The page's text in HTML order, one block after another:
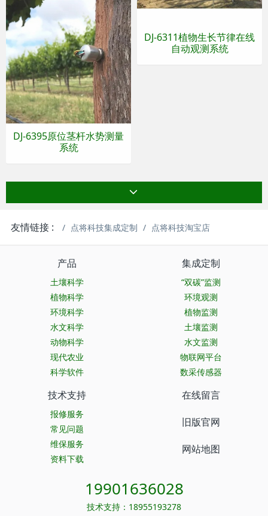
DJ-6311植物生长节律在线
自动观测系统
DJ-6395原位茎杆水势测量
系统
友情链接 : 点将科技集成定制 点将科技淘宝店
产品
土壤科学
植物科学
环境科学
水文科学
动物科学
现代农业
科学软件
集成定制
“双碳”监测
环境观测
植物监测
土壤监测
水文监测
物联网平台
数采传感器
技术支持
报修服务
常见问题
维保服务
资料下载
在线留言
旧版官网
网站地图
19901636028
技术支持：18955193278